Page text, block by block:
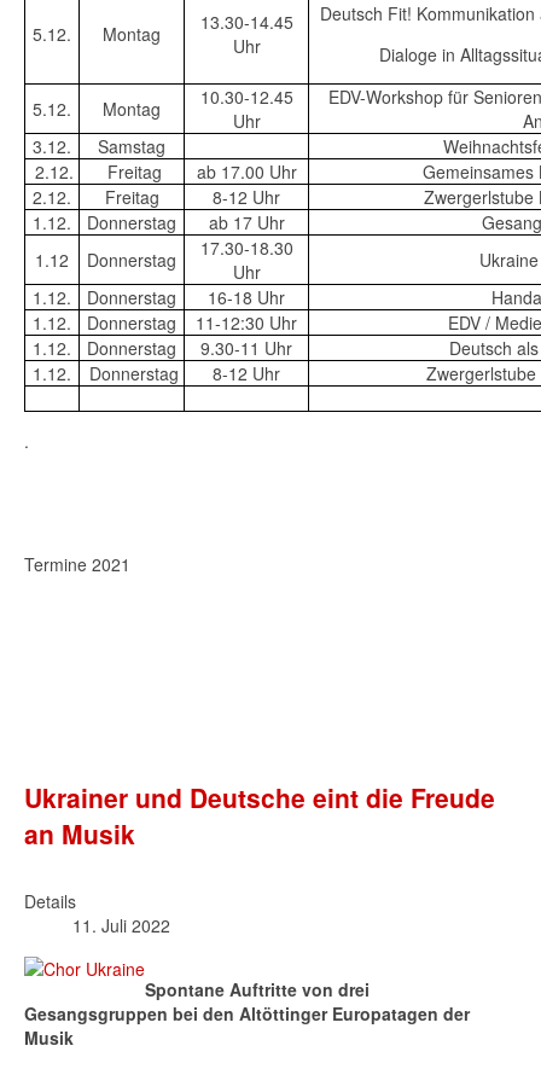
5.12. Montag
13.30-14.45
Uhr
Deutsch Fit!
Dialoge in
5.12. Montag
10.30-12.45
Uhr
EDV-Workshop für
3.12.
Samstag
2.12.
Freitag ab 17.00 Uhr
Gemeinsames
2.12.
Freitag 8-12 Uhr
1.12.
Donnerstag ab 17 Uhr
1.12
Donnerstag
17.30-18.30
Uhr
1.12.
Donnerstag 16-18 Uhr
1.12.
Donnerstag 11-12:30 Uhr
EDV /
1.12.
Donnerstag 9.30-11 Uhr
Deutsch
1.12.
Donnerstag 8-12 Uhr
.
Termine 2021
Ukrainer und Deutsche eint die Freude
an Musik
Details
11. Juli 2022
Spontane Auftritte von drei
Gesangsgruppen bei den Altöttinger Europatagen der
Musik